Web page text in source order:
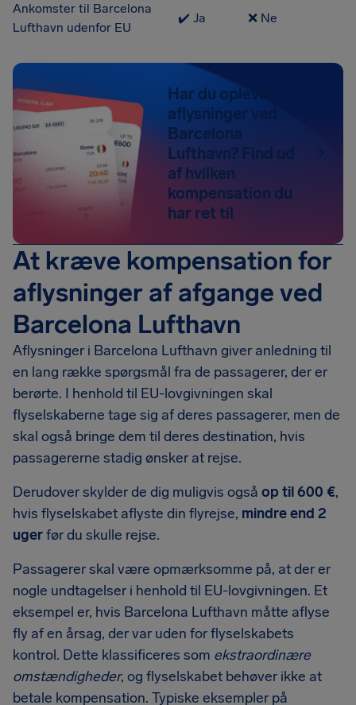
Ankomster til Barcelona
Lufthavn udenfor EU
✔️ Ja ❌ Ne
Har du oplevet
aflysninger ved
Barcelona
Lufthavn? Find ud
af hvilken
kompensation du
har ret til
At kræve kompensation for
aflysninger af afgange ved
Barcelona Lufthavn
Aflysninger i Barcelona Lufthavn giver anledning til
en lang række spørgsmål fra de passagerer, der er
berørte. I henhold til EU-lovgivningen skal
flyselskaberne tage sig af deres passagerer, men de
skal også bringe dem til deres destination, hvis
passagererne stadig ønsker at rejse.
Derudover skylder de dig muligvis også op til 600 €,
hvis flyselskabet aflyste din flyrejse, mindre end 2
ugerfør du skulle rejse.
Passagerer skal være opmærksomme på, at der er
nogle undtagelser i henhold til EU-lovgivningen. Et
eksempel er, hvis Barcelona Lufthavn måtte aflyse
fly af en årsag, der var uden for flyselskabets
kontrol. Dette klassificeres som ekstraordinære
omstændigheder, og flyselskabet behøver ikke at
betale kompensation. Typiske eksempler på